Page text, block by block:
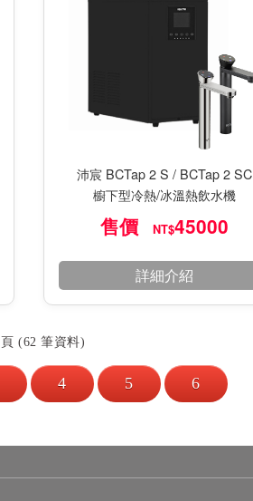
沛宸 BCTap 2 S / BCTap 2 SC
櫥下型冷熱/冰溫熱飲水機
售價 NT$45000
詳細介紹
頁 (62 筆資料)
4 5 6